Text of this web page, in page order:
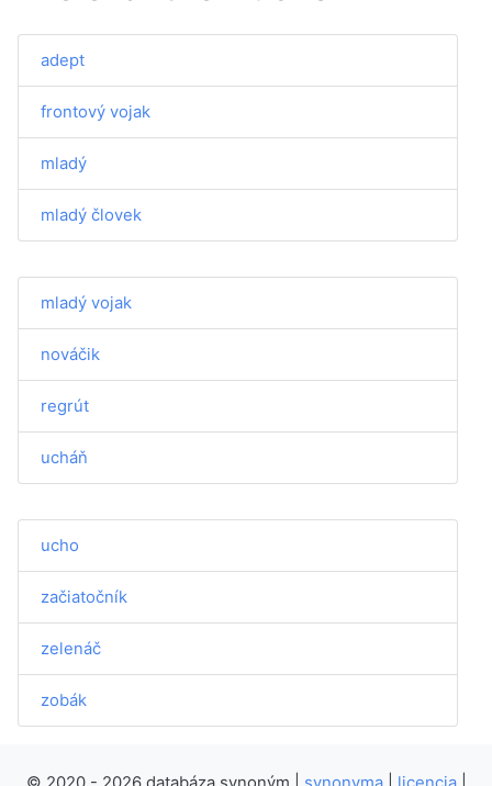
adept
frontový vojak
mladý
mladý človek
mladý vojak
nováčik
regrút
ucháň
ucho
začiatočník
zelenáč
zobák